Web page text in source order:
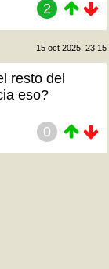
2
15 oct 2025, 23:15
resto del
eso?
0